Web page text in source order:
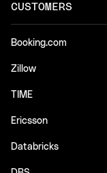
CUSTOMERS
Booking.com
Zillow
TIME
Ericsson
Databricks